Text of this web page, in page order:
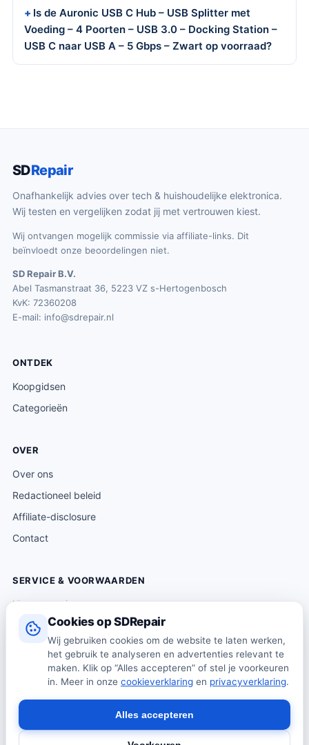
Cookies op SDRepair
Wij gebruiken cookies om de website te laten werken,
het gebruik te analyseren en advertenties relevant te
maken. Klik op “Alles accepteren” of stel je voorkeuren
in. Meer in onze cookieverklaring en privacyverklaring.
Alles accepteren
Is de Auronic USB C Hub – USB Splitter met
Voeding – 4 Poorten – USB 3.0 – Docking Station –
USB C naar USB A – 5 Gbps – Zwart op voorraad?
SDRepair
Onafhankelijk advies over tech & huishoudelijke elektronica.
Wij testen en vergelijken zodat jij met vertrouwen kiest.
Wij ontvangen mogelijk commissie via affiliate-links. Dit
beïnvloedt onze beoordelingen niet.
SD Repair B.V.
Abel Tasmanstraat 36, 5223 VZ s-Hertogenbosch
KvK: 72360208
E-mail: info@sdrepair.nl
ONTDEK
Koopgidsen
Categorieën
OVER
Over ons
Redactioneel beleid
Affiliate-disclosure
Contact
SERVICE & VOORWAARDEN
Klantenservice
Verzending & levering
Retourneren
Algemene voorwaarden